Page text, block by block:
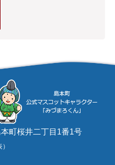
町桜井二丁目1番1号